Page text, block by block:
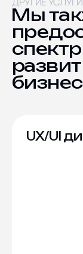
Мы
UX/UI